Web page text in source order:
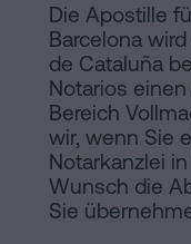
Die Apostille
Barcelona
de Cataluña
Notarios
Bereich
wir, wenn Sie
Notarkanzlei
Wunsch die
Sie